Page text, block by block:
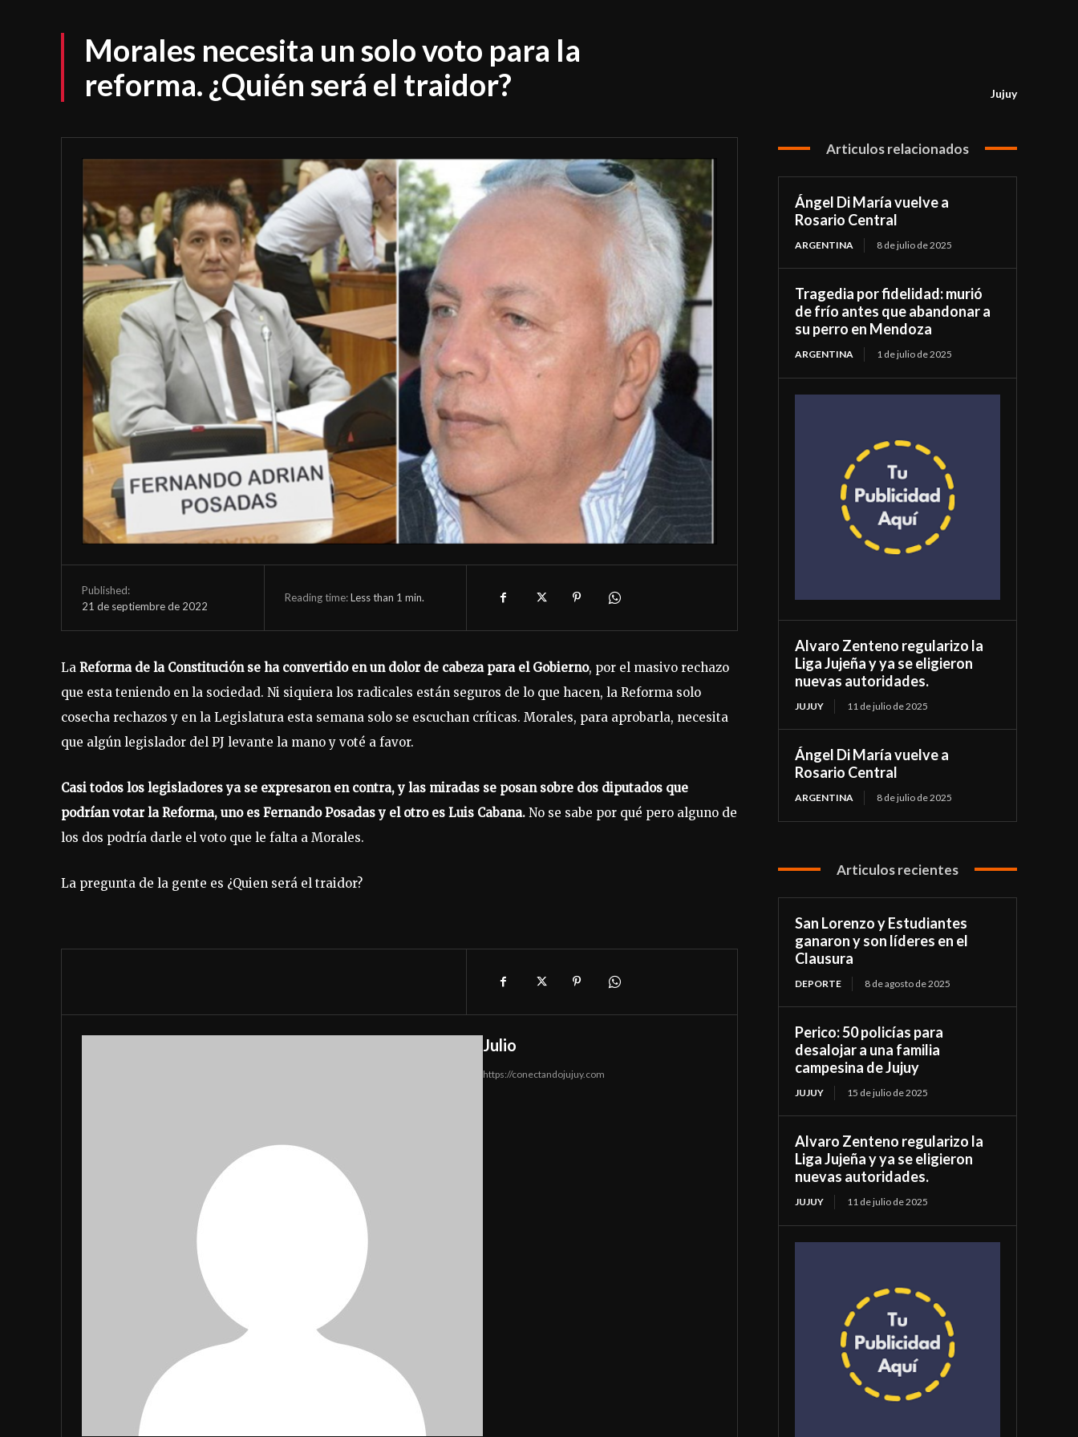
Morales necesita un solo voto para la
reforma. ¿Quién será el traidor?
Jujuy
Published:
21 de septiembre de 2022
Reading time:Less than 1 min.
La Reforma de la Constitución se ha convertido en un dolor de cabeza para el Gobierno, por el masivo rechazo
que esta teniendo en la sociedad. Ni siquiera los radicales están seguros de lo que hacen, la Reforma solo
cosecha rechazos y en la Legislatura esta semana solo se escuchan críticas. Morales, para aprobarla, necesita
que algún legislador del PJ levante la mano y voté a favor.
Casi todos los legisladores ya se expresaron en contra, y las miradas se posan sobre dos diputados que
podrían votar la Reforma, uno es Fernando Posadas y el otro es Luis Cabana. No se sabe por qué pero alguno de
los dos podría darle el voto que le falta a Morales.
La pregunta de la gente es ¿Quien será el traidor?
Julio
https://conectandojujuy.com
Articulos relacionados
Ángel Di María vuelve a
Rosario Central
ARGENTINA 8 de julio de 2025
Tragedia por fidelidad: murió
de frío antes que abandonar a
su perro en Mendoza
ARGENTINA 1 de julio de 2025
Alvaro Zenteno regularizo la
Liga Jujeña y ya se eligieron
nuevas autoridades.
JUJUY 11 de julio de 2025
Ángel Di María vuelve a
Rosario Central
ARGENTINA 8 de julio de 2025
Articulos recientes
San Lorenzo y Estudiantes
ganaron y son líderes en el
Clausura
DEPORTE 8 de agosto de 2025
Perico: 50 policías para
desalojar a una familia
campesina de Jujuy
JUJUY 15 de julio de 2025
Alvaro Zenteno regularizo la
Liga Jujeña y ya se eligieron
nuevas autoridades.
JUJUY 11 de julio de 2025